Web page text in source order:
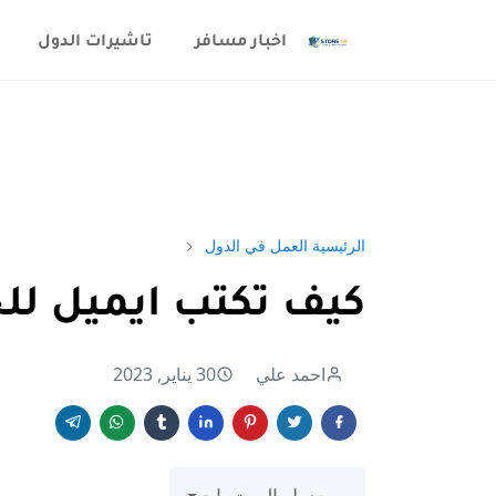
اخبار مسافر تاشيرات الدول
الرئيسية العمل في الدول
كيف تكتب ايميل
احمد علي 30 يناير, 2023